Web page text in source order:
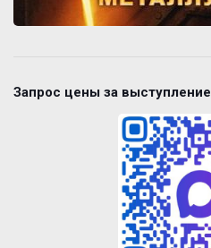
Запрос цены за выступление